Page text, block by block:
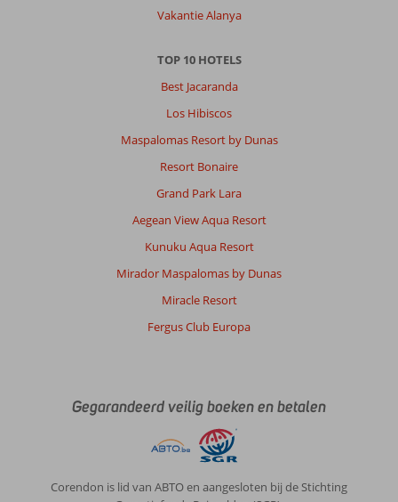
Vakantie Alanya
TOP 10 HOTELS
Best Jacaranda
Los Hibiscos
Maspalomas Resort by Dunas
Resort Bonaire
Grand Park Lara
Aegean View Aqua Resort
Kunuku Aqua Resort
Mirador Maspalomas by Dunas
Miracle Resort
Fergus Club Europa
Gegarandeerd veilig boeken en betalen
Corendon is lid van ABTO en aangesloten bij de Stichting